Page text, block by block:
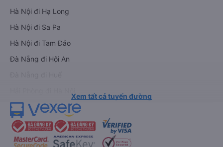
Hà Nội đi Hạ Long
Hà Nội đi Sa Pa
Hà Nội đi Tam Đảo
Đà Nẵng đi Hội An
Xem tất cả tuyến đường